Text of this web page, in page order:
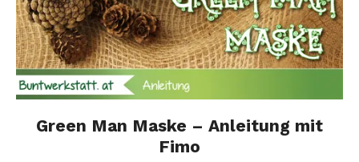
Green Man Maske – Anleitung mit
Fimo